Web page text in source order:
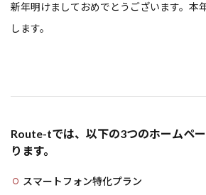
新年明けましておめでとうございます。本
します。
Route-tでは、以下の3つのホームペ
ります。
スマートフォン特化プラン